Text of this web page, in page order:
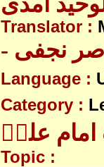
Translator :
نجفی
Language :
Category :
امام علیؑ
Topic :